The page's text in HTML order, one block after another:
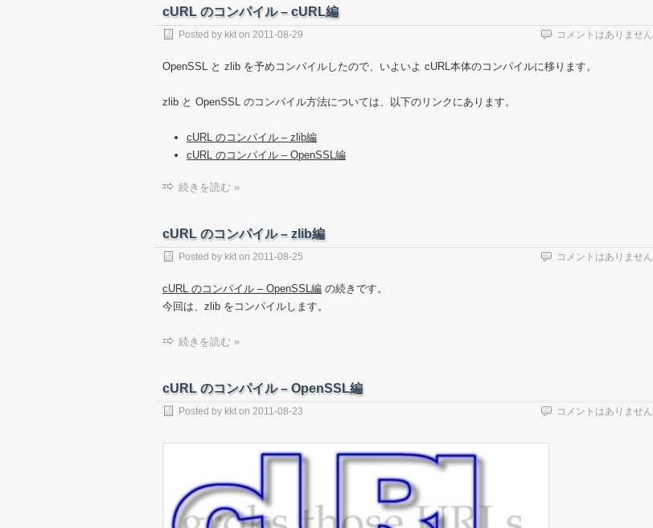
cURL のコンパイル – cURL編
Posted by kkt on 2011-08-29 コメントはありません
OpenSSL と zlib を予めコンパイルしたので、いよいよ cURL本体のコンパイルに移ります。
zlib と OpenSSL のコンパイル方法については、以下のリンクにあります。
cURL のコンパイル – zlib編
cURL のコンパイル – OpenSSL編
続きを読む »
cURL のコンパイル – zlib編
Posted by kkt on 2011-08-25 コメントはありません
cURL のコンパイル – OpenSSL編 の続きです。
今回は、zlib をコンパイルします。
続きを読む »
cURL のコンパイル – OpenSSL編
Posted by kkt on 2011-08-23 コメントはありません